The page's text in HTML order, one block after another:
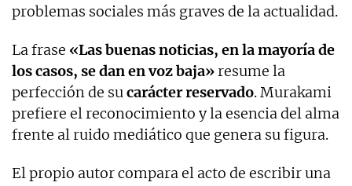
problemas sociales más graves de la actualidad.
La frase «Las buenas noticias, en la mayoría de
los casos, se dan en voz baja»resume la
perfección de sucarácter reservado. Murakami
prefiere el reconocimiento y la esencia del alma
frente al ruido mediático que genera su figura.
El propio autor compara el acto de escribir una